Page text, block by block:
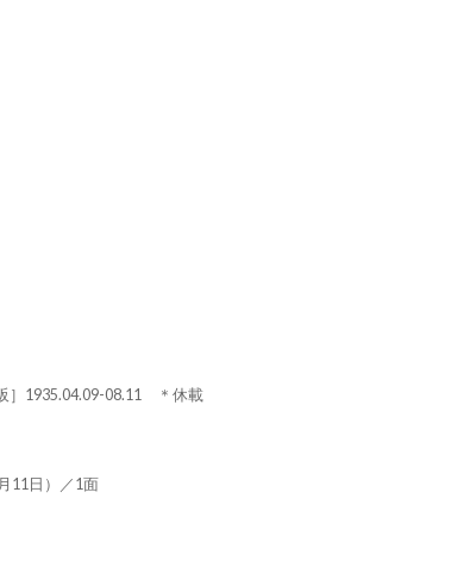
］1935.04.09-08.11 ＊休載
11日）／1面